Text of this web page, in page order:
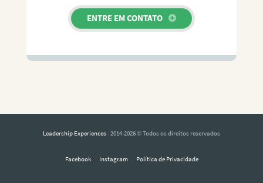
ENTRE EM CONTATO
Leadership Experiences · 2014-2026 © Todos os direitos reservados
Facebook Instagram Política de Privacidade